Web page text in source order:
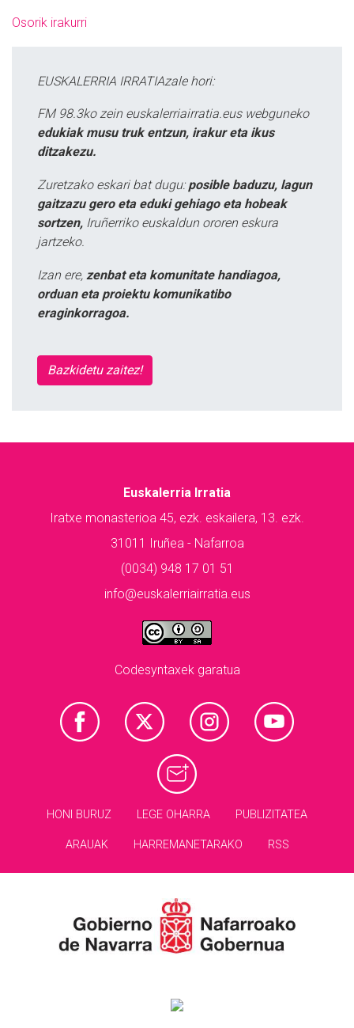
Osorik irakurri
EUSKALERRIA IRRATIAzale hori:
FM 98.3ko zein euskalerriairratia.eus webguneko
edukiak musu truk entzun, irakur eta ikus
ditzakezu.
Zuretzako eskari bat dugu: posible baduzu, lagun
gaitzazu gero eta eduki gehiago eta hobeak
sortzen, Iruñerriko euskaldun ororen eskura
jartzeko.
Izan ere, zenbat eta komunitate handiagoa,
orduan eta proiektu komunikatibo
eraginkorragoa.
Bazkidetu zaitez!
Euskalerria Irratia
Iratxe monasterioa 45, ezk. eskailera, 13. ezk.
31011 Iruñea - Nafarroa
(0034) 948 17 01 51
info@euskalerriairratia.eus
Codesyntaxek garatua
HONI BURUZ LEGE OHARRA PUBLIZITATEA
ARAUAK HARREMANETARAKO RSS